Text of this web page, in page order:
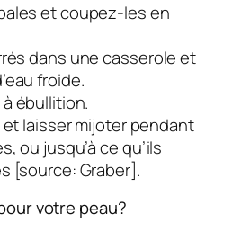
et coupez-les en
dans une casserole et
froide.
à ébullition.
et laisser mijoter pendant
ou jusqu’à ce qu’ils
[source: Graber].
votre peau?